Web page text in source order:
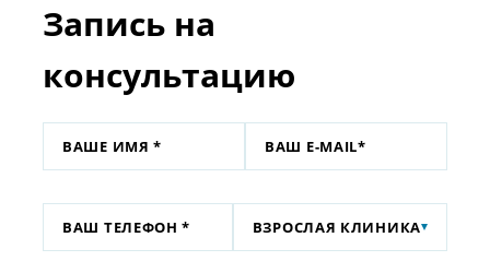
Запись на
консультацию
ВЗРОСЛАЯ КЛИНИКА